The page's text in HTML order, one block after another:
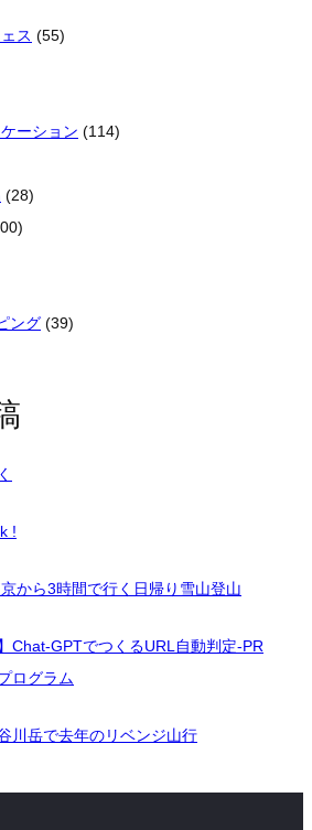
ス (55)
ーション (114)
(28)
ング (39)
!
から3時間で行く日帰り雪山登山
Chat-GPTでつくるURL自動判定-PR
ログラム
川岳で去年のリベンジ山行